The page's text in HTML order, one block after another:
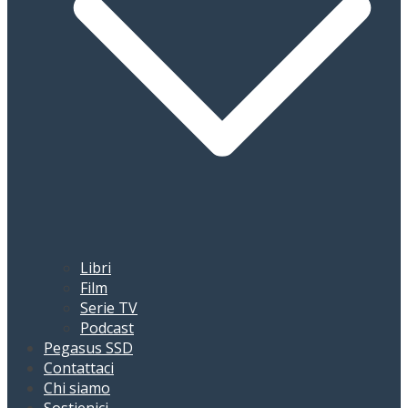
Libri
Film
Serie TV
Podcast
Pegasus SSD
Contattaci
Chi siamo